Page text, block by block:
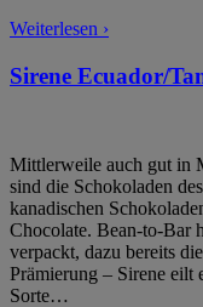
Weiterlesen ›
Sirene Ecuador/
Mittlerweile auch gut in
sind die Schokoladen
kanadischen
Chocolate. Bean-to-Bar
verpackt, dazu bereits
Prämierung – Sirene eilt
Sorte…